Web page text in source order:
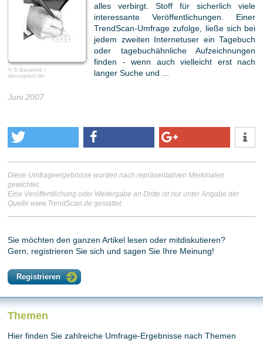
© S.Baranek /
aboutpixel.de
alles verbirgt. Stoff für sicherlich viele
interessante Veröffentlichungen. Einer
TrendScan-Umfrage zufolge, ließe sich bei
jedem zweiten Internetuser ein Tagebuch
oder tagebuchähnliche Aufzeichnungen
finden - wenn auch vielleicht erst nach
langer Suche und ...
Juni 2007
Diese Umfrageergebnisse wurden nach repräsentativen Merkmalen
gewichtet.
Eine Veröffentlichung oder Weitergabe an Dritte ist nur unter Angabe der
Quelle www.TrendScan.de gestattet.
Sie möchten den ganzen Artikel lesen oder mitdiskutieren?
Gern, registrieren Sie sich und sagen Sie Ihre Meinung!
Registrieren
Themen
Hier finden Sie zahlreiche Umfrage-Ergebnisse nach Themen